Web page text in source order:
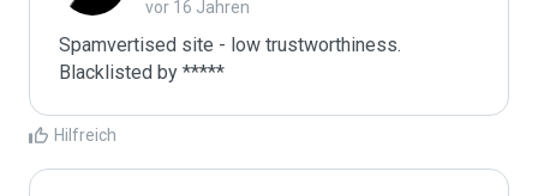
vor 16 Jahren
Spamvertised site - low trustworthiness.
Blacklisted by *****
Hilfreich